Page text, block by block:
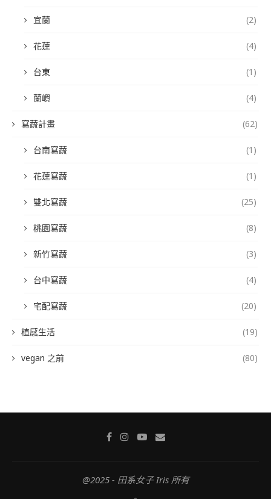
宜蘭 (2)
花蓮 (4)
台東 (1)
蘭嶼 (4)
寫蔬計畫 (62)
台南寫蔬 (1)
花蓮寫蔬 (1)
雙北寫蔬 (25)
桃園寫蔬 (8)
新竹寫蔬 (3)
台中寫蔬 (4)
宅配寫蔬 (20)
植感生活 (19)
vegan 之前 (80)
@2025 - 田系女子 Iris 所有